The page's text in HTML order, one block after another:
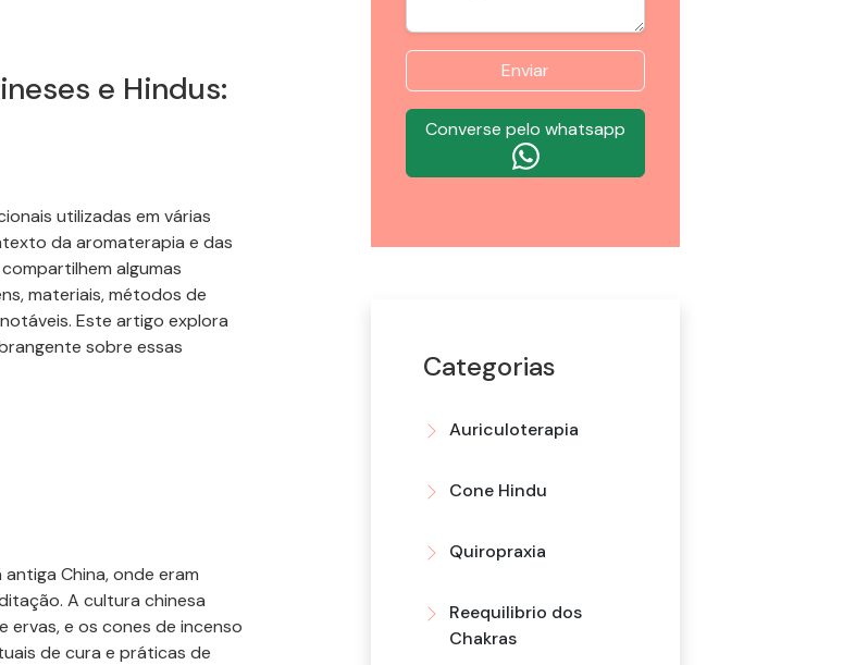
e Hindus:
utilizadas em várias
da aromaterapia e das
compartilhem algumas
materiais, métodos de
Este artigo explora
sobre essas
China, onde eram
A cultura chinesa
ervas, e os cones de incenso
de cura e práticas de
Enviar
Converse pelo whatsapp
Categorias
Auriculoterapia
Cone Hindu
Quiropraxia
Reequilibrio dos
Chakras